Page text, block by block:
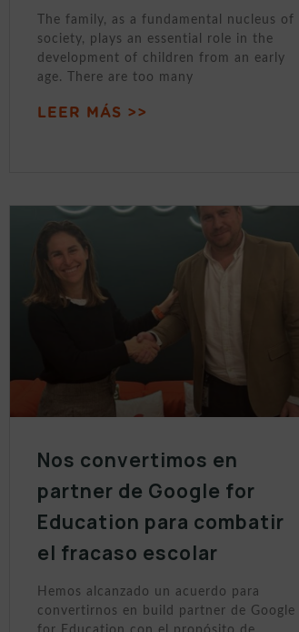
The family, as a fundamental nucleus of
society, plays an essential role in the
development of children from an early
age. There are too many
LEER MÁS >>
Nos convertimos en
partner de Google for
Education para combatir
el fracaso escolar
Hemos alcanzado un acuerdo para
convertirnos en build partner de Google